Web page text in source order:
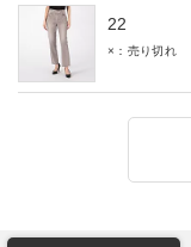
22
×：売り切れ